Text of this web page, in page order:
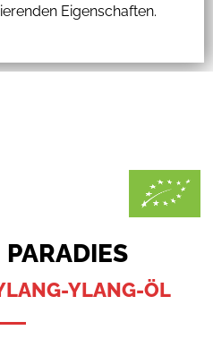
Eigenschaften.
YLANG-ÖL